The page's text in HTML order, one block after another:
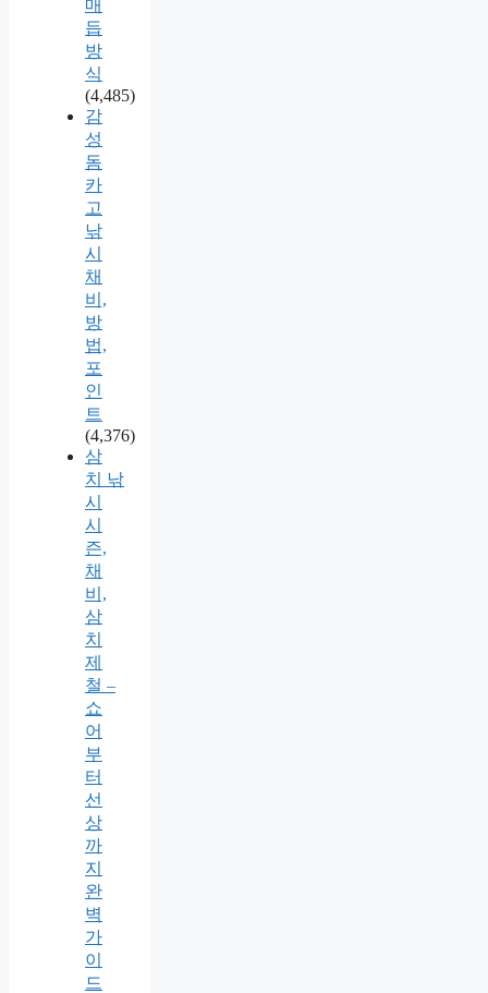
매
듭
방
식
(4,485)
감
성
돔
카
고
낚
시
채
비,
방
법,
포
인
트
(4,376)
삼
치 낚
시
시
즌,
채
비,
삼
치
제
철 –
쇼
어
부
터
선
상
까
지
완
벽
가
이
드